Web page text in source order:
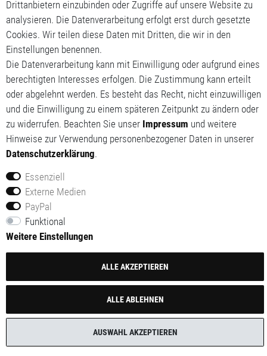
AGB
Mein Konto
Mein Warenkorb
Meine Wunschliste
© 2014-2026 Red Tech GmbH. Alle Rechte vorbehalten.
Alle Preise inklusive gesetzlicher Mehrwertsteuer und
zuzüglich Versandkosten.
Drittanbietern einzubinden oder Zugriffe auf unsere Website zu
analysieren. Die Datenverarbeitung erfolgt erst durch gesetzte
Cookies. Wir teilen diese Daten mit Dritten, die wir in den
Einstellungen benennen.
Die Datenverarbeitung kann mit Einwilligung oder aufgrund eines
berechtigten Interesses erfolgen. Die Zustimmung kann erteilt
oder abgelehnt werden. Es besteht das Recht, nicht einzuwilligen
und die Einwilligung zu einem späteren Zeitpunkt zu ändern oder
zu widerrufen. Beachten Sie unser Impressum und weitere
Hinweise zur Verwendung personenbezogener Daten in unserer
Daten­schutz­erklärung.
Essenziell
Externe Medien
PayPal
Funktional
Weitere Einstellungen
ALLE AKZEPTIEREN
ALLE ABLEHNEN
AUSWAHL AKZEPTIEREN